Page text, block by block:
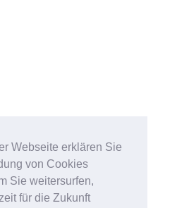
Webseite erklären Sie
von Cookies
Sie weitersurfen,
für die Zukunft